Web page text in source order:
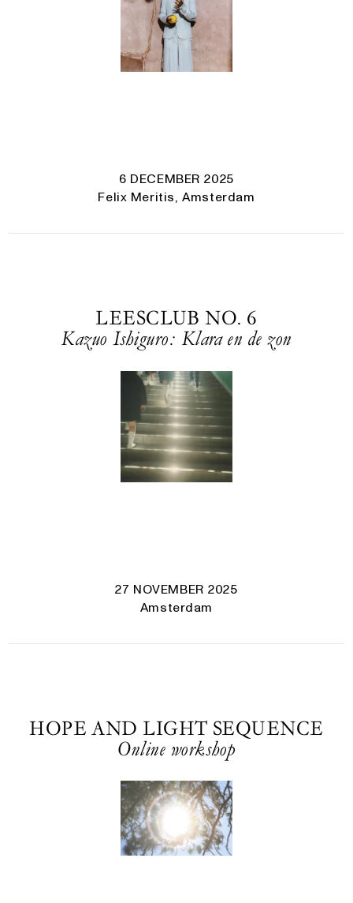
6 DECEMBER 2025
Felix Meritis, Amsterdam
LEESCLUB NO. 6
Kazuo Ishiguro: Klara en de zon
27 NOVEMBER 2025
Amsterdam
HOPE AND LIGHT SEQUENCE
Online workshop